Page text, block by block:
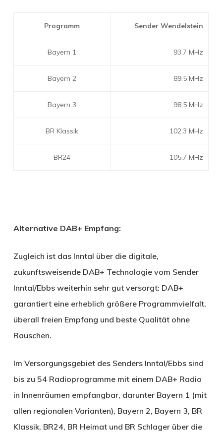
Programm Sender Wendelstein
Bayern 1 93,7 MHz
Bayern 2 89,5 MHz
Bayern 3 98,5 MHz
BR Klassik 102,3 MHz
BR24 105,7 MHz
Alternative DAB+ Empfang:
Zugleich ist das Inntal über die digitale,
zukunftsweisende DAB+ Technologie vom Sender
Inntal/Ebbs weiterhin sehr gut versorgt: DAB+
garantiert eine erheblich größere Programmvielfalt,
überall freien Empfang und beste Qualität ohne
Rauschen.
Im Versorgungsgebiet des Senders Inntal/Ebbs sind
bis zu 54 Radioprogramme mit einem DAB+ Radio
in Innenräumen empfangbar, darunter Bayern 1 (mit
allen regionalen Varianten), Bayern 2, Bayern 3, BR
Klassik, BR24, BR Heimat und BR Schlager über die